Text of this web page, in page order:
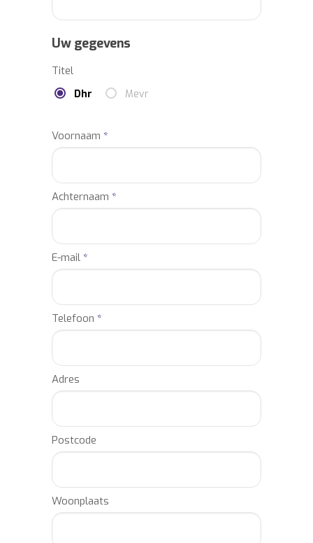
Uw gegevens
Titel
Dhr Mevr
Voornaam *
Achternaam *
E-mail *
Telefoon *
Adres
Postcode
Woonplaats